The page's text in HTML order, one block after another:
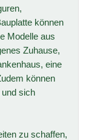
können
Modelle aus
Zuhause,
eine
können
sich
zu schaffen,